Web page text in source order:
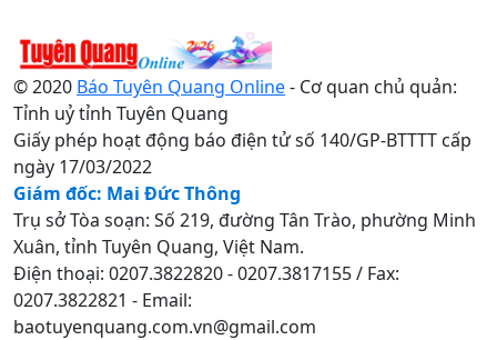
© 2020 Báo Tuyên Quang Online- Cơ quan chủ quản:
Tỉnh uỷ tỉnh Tuyên Quang
Giấy phép hoạt động báo điện tử số 140/GP-BTTTT cấp
ngày 17/03/2022
Giám đốc: Mai Đức Thông
Trụ sở Tòa soạn: Số 219, đường Tân Trào, phường Minh
Xuân, tỉnh Tuyên Quang, Việt Nam.
Điện thoại: 0207.3822820 - 0207.3817155 / Fax:
0207.3822821 - Email:
baotuyenquang.com.vn@gmail.com